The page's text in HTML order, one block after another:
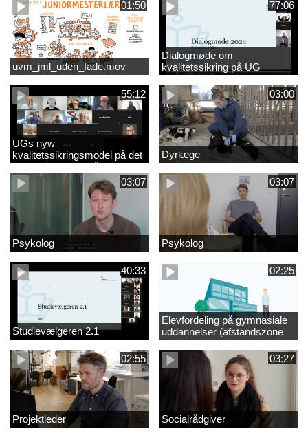
01:50
uvm_jml_uden_fade.mov
77:06
Dialogmøde om
kvalitetssikring på UG
55:12
UGs nyw
kvalitetssikringsmodel på det
videregående område
03:00
Dyrlæge
03:07
Psykolog
03:07
Psykolog
40:33
Studievælgeren 2.1
02:25
Elevfordeling på gymnasiale
uddannelser (afstandszone
redigeret)
02:55
Projektleder
03:27
Socialrådgiver